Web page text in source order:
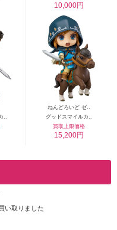
10,000円
..
ねんどろいど ゼ..
グッドスマイルカ..
買取上限価格
15,200円
い取りました